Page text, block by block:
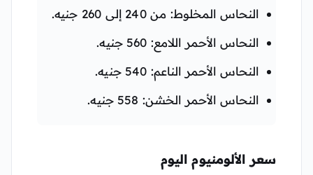
النحاس المخلوط: من 240 إلى 260 جنيه.
النحاس الأحمر اللامع: 560 جنيه.
النحاس الأحمر الناعم: 540 جنيه.
النحاس الأحمر الخشن: 558 جنيه.
سعر الألومنيوم اليوم